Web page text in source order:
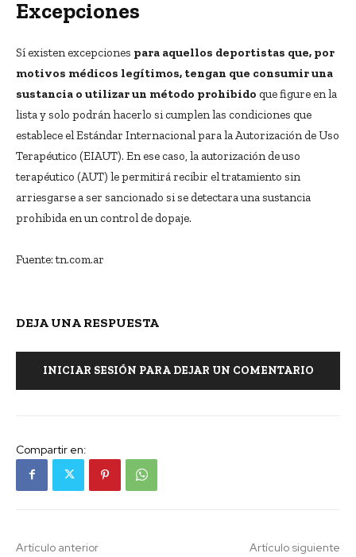
Excepciones
Sí existen excepciones para aquellos deportistas que, por
motivos médicos legítimos, tengan que consumir una
sustancia o utilizar un método prohibido que figure en la
lista y solo podrán hacerlo si cumplen las condiciones que
establece el Estándar Internacional para la Autorización de Uso
Terapéutico (EIAUT). En ese caso, la autorización de uso
terapéutico (AUT) le permitirá recibir el tratamiento sin
arriesgarse a ser sancionado si se detectara una sustancia
prohibida en un control de dopaje.
Fuente: tn.com.ar
DEJA UNA RESPUESTA
INICIAR SESIÓN PARA DEJAR UN COMENTARIO
Compartir en:
Artículo anterior Artículo siguiente